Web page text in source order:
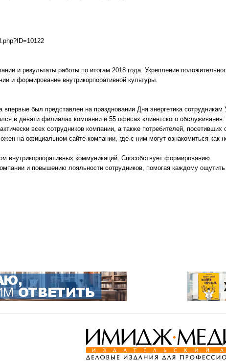
и результаты работы по итогам 2018 года. Укрепление
и формирование внутрикорпоративной культуры.
был представлен на праздновании Дня энергетика сотрудникам
в девяти филиалах компании и 55 офисах клиентского обслуживания.
всех сотрудников компании, а также потребителей,
на официальном сайте компании, где с ним могут ознакомиться как
внутрикорпоративных коммуникаций. Способствует формированию
и повышению лояльности сотрудников, помогая каждому